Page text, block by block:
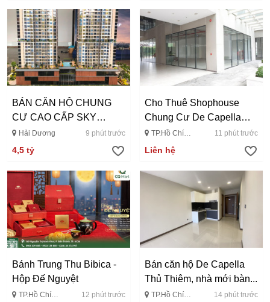
BÁN CĂN HỘ CHUNG
CƯ CAO CẤP SKY
GEMIA HẢI...
Hải Dương 9 phút trước
4,5 tỷ
Cho Thuê Shophouse
Chung Cư De Capella
Lương Định Của...
TP.Hồ Chí
Minh
11 phút trước
Liên hệ
Bánh Trung Thu Bibica -
Hộp Đế Nguyệt
TP.Hồ Chí
12 phút trước
Bán căn hộ De Capella
Thủ Thiêm, nhà mới bàn...
TP.Hồ Chí
14 phút trước